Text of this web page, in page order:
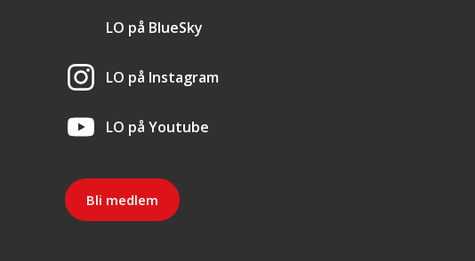
LO på BlueSky
LO på Instagram
LO på Youtube
Bli medlem